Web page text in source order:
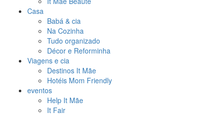
Casa
Babá & cia
Na Cozinha
Tudo organizado
Décor e Reforminha
Viagens e cia
Destinos It Mãe
Hotéis Mom Friendly
eventos
Help It Mãe
It Fair